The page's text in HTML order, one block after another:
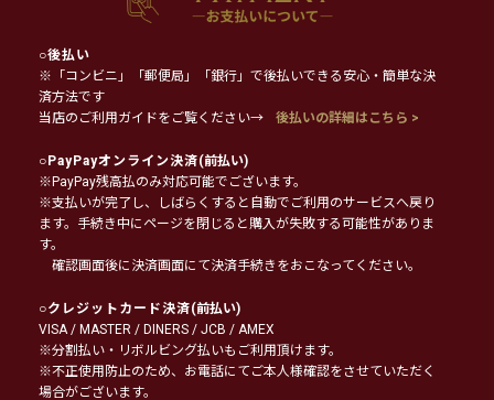
○後払い
※「コンビニ」「郵便局」「銀行」で後払いできる安心・簡単な決
済方法です
当店のご利用ガイドをご覧ください→
後払いの詳細はこちら >
○PayPayオンライン決済(前払い)
※PayPay残高払のみ対応可能でございます。
※支払いが完了し、しばらくすると自動でご利用のサービスへ戻り
ます。手続き中にページを閉じると購入が失敗する可能性がありま
す。
確認画面後に決済画面にて決済手続きをおこなってください。
○クレジットカード決済(前払い)
VISA / MASTER / DINERS / JCB / AMEX
※分割払い・リボルビング払いもご利用頂けます。
※不正使用防止のため、お電話にてご本人様確認をさせていただく
場合がございます。